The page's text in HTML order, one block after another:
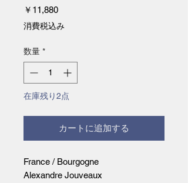
￥11,880価
格
消費税込み
数量 *
在庫残り2点
カートに追加する
France / Bourgogne
Alexandre Jouveaux